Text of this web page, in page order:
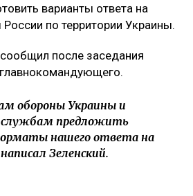
варианты ответа на
по территории Украины.
после заседания
обороны Украины и
предложить
нашего ответа на
Зеленский.